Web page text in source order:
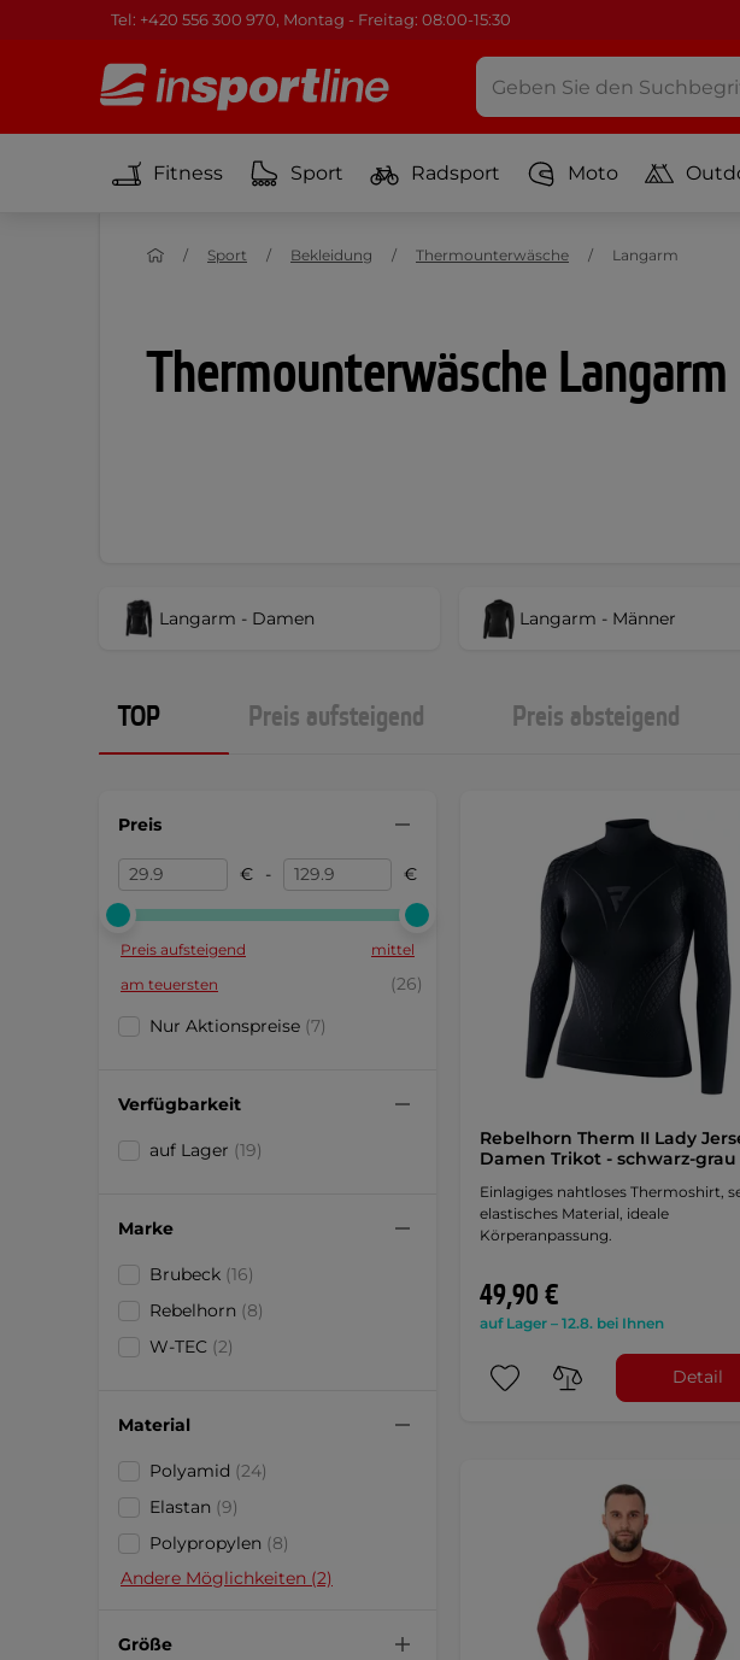
Tel: +420 556 300 970, Montag - Freitag: 08:00-15:30
Fitness Sport Radsport Moto
Thermounterwäsche Langarm
Sport Bekleidung Thermounterwäsche Langarm
Langarm - Damen Langarm - Männer
TOP Preis aufsteigend Preis absteigend
Preis
€ - €
Preis aufsteigend
mittel
am teuersten
(26)
Nur Aktionspreise (7)
Verfügbarkeit
auf Lager (19)
Marke
Brubeck (16)
Rebelhorn (8)
W-TEC (2)
Material
Polyamid (24)
Elastan (9)
Polypropylen (8)
Andere Möglichkeiten (2)
Größe
Rebelhorn Therm II Lady
Damen Trikot - schwarz-grau
Einlagiges nahtloses Thermoshirt,
elastisches Material, ideale
Körperanpassung.
49,90 €
auf Lager – 12.8. bei Ihnen
Detail